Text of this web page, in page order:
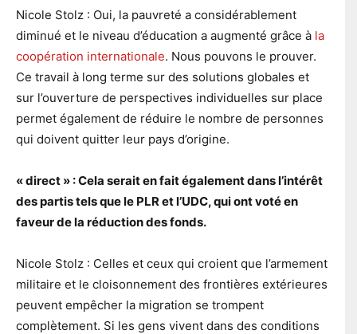
Nicole Stolz : Oui, la pauvreté a considérablement
diminué et le niveau d’éducation a augmenté grâce à la
coopération internationale. Nous pouvons le prouver.
Ce travail à long terme sur des solutions globales et
sur l’ouverture de perspectives individuelles sur place
permet également de réduire le nombre de personnes
qui doivent quitter leur pays d’origine.
« direct » : Cela serait en fait également dans l’intérêt
des partis tels que le PLR et l’UDC, qui ont voté en
faveur de la réduction des fonds.
Nicole Stolz : Celles et ceux qui croient que l’armement
militaire et le cloisonnement des frontières extérieures
peuvent empêcher la migration se trompent
complètement. Si les gens vivent dans des conditions